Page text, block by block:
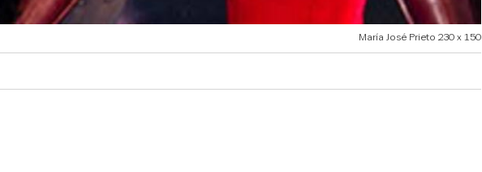
María José Prieto 230 x 150